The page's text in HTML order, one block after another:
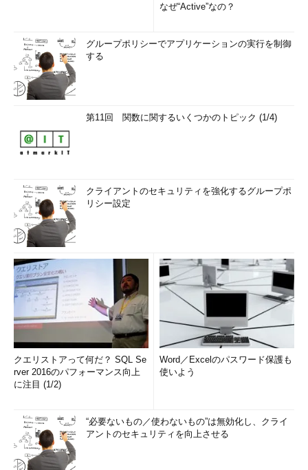
なぜ“Active”なの？
グループポリシーでアプリケーションの実行を制御
する
第11回 関数に関するいくつかのトピック (1/4)
クライアントのセキュリティを強化するグループポ
リシー設定
クエリストアって何だ？ SQL Se
rver 2016のパフォーマンス向上
に注目 (1/2)
Word／Excelのパスワード保護も
使いよう
“必要ないもの／使わないもの”は無効化し、クライ
アントのセキュリティを向上させる